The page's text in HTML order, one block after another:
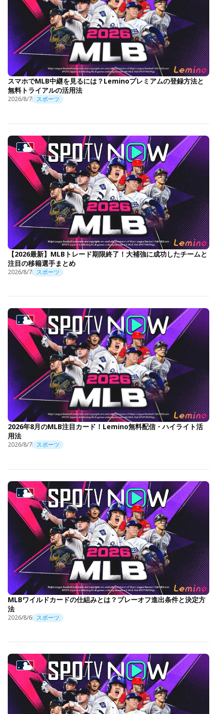
スマホでMLB中継を見るには？Leminoプレミアムの登録方法と
無料トライアルの活用法
2026/8/7 スポーツ
【2026最新】MLBトレード期限終了！大補強に成功したチームと
注目の移籍選手まとめ
2026/8/7 スポーツ
2026年8月のMLB注目カード！Lemino無料配信・ハイライト活
用法
2026/8/7 スポーツ
MLBワイルドカードの仕組みとは？プレーオフ進出条件と決定方
法
2026/8/6 スポーツ